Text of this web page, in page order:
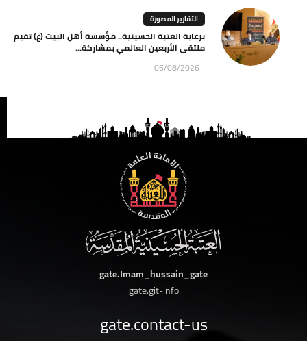
التقارير المصورة
برعاية العتبة الحسينية.. مؤسسة أهل البيت (ع) تقيم
ملتقى الأربعين العالمي بمشاركة...
06/08/2026
gate.Imam_hussain_gate
gate.git-info
gate.contact-us